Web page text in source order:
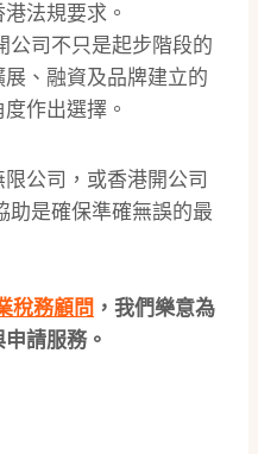
法規要求。
公司不只是起步階段的
、融資及品牌建立的
作出選擇。
公司，或香港開公司
助是確保準確無誤的最
稅務顧問 ，我們樂意為
請服務。